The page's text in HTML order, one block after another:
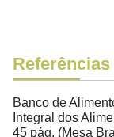
Banco de
Integral dos
45 pág. (Mesa